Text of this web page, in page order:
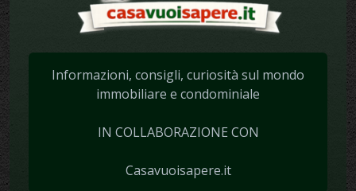
Informazioni, consigli, curiosità sul mondo
immobiliare e condominiale
IN COLLABORAZIONE CON
Casavuoisapere.it